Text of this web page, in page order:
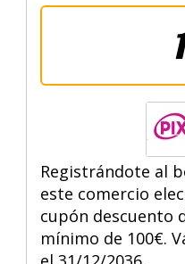
Registrándote al
este comercio
cupón descuento
mínimo de 100€.